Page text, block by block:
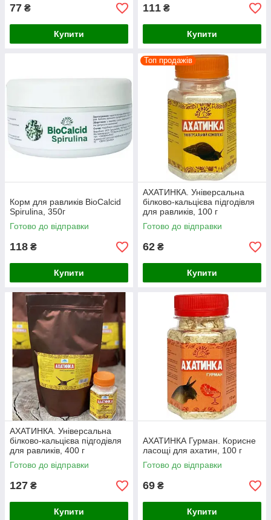
77 ₴
Купити
111 ₴
Купити
Корм для равликів BioCalcid
Spirulina, 350г
Готово до відправки
118 ₴
Купити
Топ продажів
АХАТИНКА. Універсальна
білково-кальцієва підгодівля
для равликів, 100 г
Готово до відправки
62 ₴
Купити
АХАТИНКА. Універсальна
білково-кальцієва підгодівля
для равликів, 400 г
Готово до відправки
127 ₴
Купити
АХАТИНКА Гурман. Корисне
ласощі для ахатин, 100 г
Готово до відправки
69 ₴
Купити